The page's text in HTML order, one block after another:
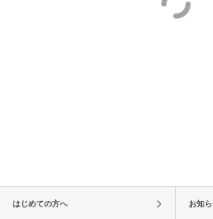
はじめての方へ お知